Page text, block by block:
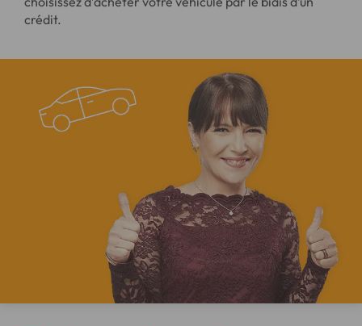
crédit.